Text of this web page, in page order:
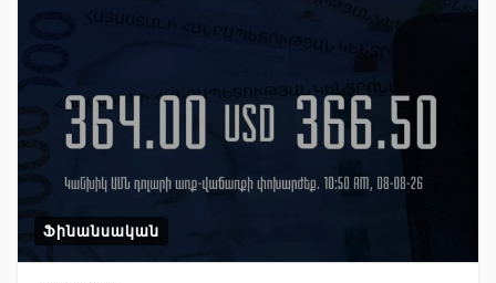
Ֆինանսական